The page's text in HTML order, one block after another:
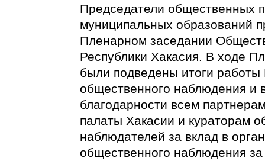
Председатели общественных
муниципальных образований
Пленарном заседании
Республики Хакасия. В ходе
были подведены итоги работы
общественного наблюдения и
благодарности всем
палаты Хакасии и кураторам
наблюдателей за вклад в
общественного наблюдения